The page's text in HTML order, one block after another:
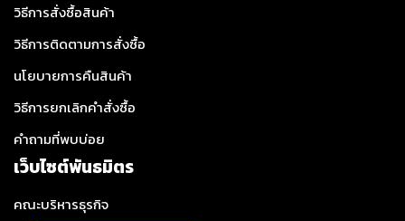
วิธีการสั่งซื้อสินค้า
วิธีการติดตามการสั่งซื้อ
นโยบายการคืนสินค้า
วิธีการยกเลิกคำสั่งซื้อ
คำถามที่พบบ่อย
เว็บไซต์พันธมิตร
คณะบริหารธุรกิจ